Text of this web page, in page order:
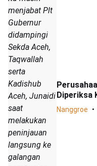
menjabat Plt
Gubernur
didampingi
Sekda Aceh,
Taqwallah
serta
Kadishub
Aceh, Junaidi
saat
melakukan
peninjauan
langsung ke
galangan
Diperiksa
Nanggroe